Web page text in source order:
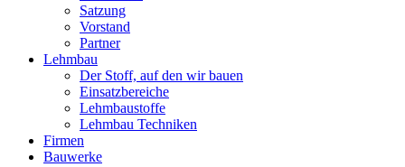
Satzung
Vorstand
Partner
Lehmbau
Der Stoff, auf den wir bauen
Einsatzbereiche
Lehmbaustoffe
Lehmbau Techniken
Firmen
Bauwerke